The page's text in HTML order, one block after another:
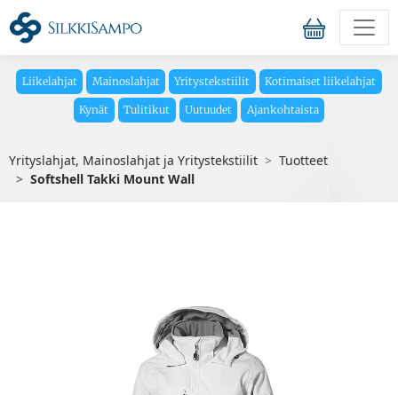
Liikelahjat Mainoslahjat Yritystekstiilit Kotimaiset liikelahjat
Kynät Tulitikut Uutuudet Ajankohtaista
Yrityslahjat, Mainoslahjat ja Yritystekstiilit
Tuotteet
Softshell Takki Mount Wall